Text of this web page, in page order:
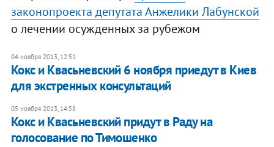
законопроекта депутата Анжелики Лабунской
о лечении осужденных за рубежом
04 ноября 2013, 12:51
Кокс и Квасьневский 6 ноября приедут в Киев
для экстренных консультаций
05 ноября 2013, 14:58
Кокс и Квасьневский придут в Раду на
голосование по Тимошенко